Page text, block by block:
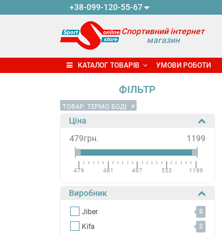
+38-099-120-55-67
Спортивний інтернет
магазин
КАТАЛОГ ТОВАРІВ УМОВИ РОБОТИ
ФІЛЬТР
ТОВАР: ТЕРМО БОДІ
×
Ціна
479
1199
грн.
479 481 497 553 1199
Виробник
Jiber 5
Kifa 2